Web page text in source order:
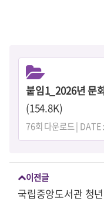
붙임1_2026년 문
(154.8K)
76회 다운로드 |
이전글
국립중앙도서관 청